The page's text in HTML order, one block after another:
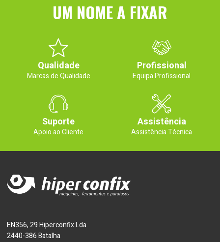
UM NOME A FIXAR
Qualidade
Marcas de Qualidade
Profissional
Equipa Profissional
Suporte
Apoio ao Cliente
Assistência
Assistência Técnica
EN356, 29 Hiperconfix Lda
2440-386 Batalha